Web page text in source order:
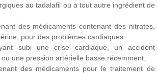
au tadalafil ou à tout autre ingrédient de
des médicaments contenant des nitrates,
pour des problèmes cardiaques.
subi une crise cardiaque, un accident
une pression artérielle basse récemment.
des médicaments pour le traitement de